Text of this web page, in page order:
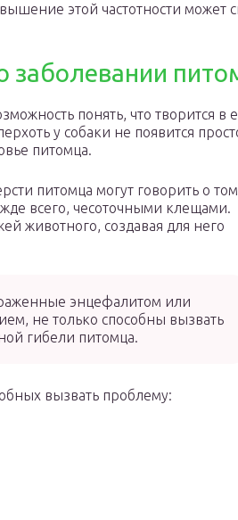
этой частотности может
заболевании
понять, что творится
у собаки не появится
питомца.
питомца могут говорить о
всего, чесоточными клещами.
животного, создавая для него
энцефалитом или
не только способны вызвать
гибели питомца.
вызвать проблему: